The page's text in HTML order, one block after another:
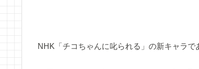
NHK「チコちゃんに叱られる」の新キャラで